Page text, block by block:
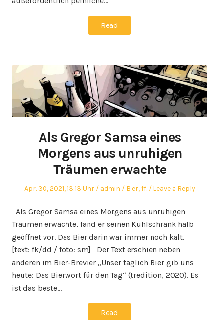
Read
Als Gregor Samsa eines
Morgens aus unruhigen
Träumen erwachte
Posted
Apr. 30, 2021, 13:13 Uhr Author
admin
Posted
Bier,ff. Leave a Reply
Als Gregor Samsa eines Morgens aus unruhigen
Träumen erwachte, fand er seinen Kühlschrank halb
geöffnet vor. Das Bier darin war immer noch kalt.
[text: fk/dd / foto: sm] Der Text erschien neben
anderen im Bier-Brevier „Unser täglich Bier gib uns
heute: Das Bierwort für den Tag“ (tredition, 2020). Es
ist das beste…
Read